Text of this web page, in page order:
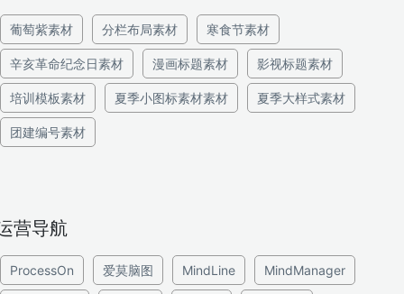
葡萄紫素材 分栏布局素材 寒食节素材
辛亥革命纪念日素材 漫画标题素材 影视标题素材
培训模板素材 夏季小图标素材素材 夏季大样式素材
团建编号素材
营导航
ProcessOn 爱莫脑图 MindLine MindManager